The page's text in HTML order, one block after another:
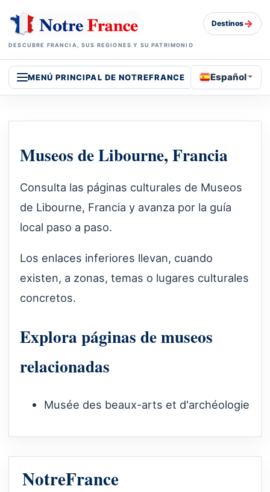
DESCUBRE FRANCIA, SUS REGIONES Y SU PATRIMONIO
Destinos→
MENÚ PRINCIPAL DE NOTREFRANCE Español
Museos de Libourne, Francia
Consulta las páginas culturales de Museos
de Libourne, Francia y avanza por la guía
local paso a paso.
Los enlaces inferiores llevan, cuando
existen, a zonas, temas o lugares culturales
concretos.
Explora páginas de museos
relacionadas
Musée des beaux-arts et d'archéologie
NotreFrance